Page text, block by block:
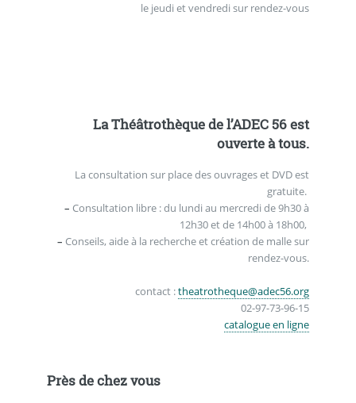
le jeudi et vendredi sur rendez-vous
La Théâtrothèque de l’ADEC 56 est
ouverte à tous.
La consultation sur place des ouvrages et DVD est
gratuite.
– Consultation libre : du lundi au mercredi de 9h30 à
12h30 et de 14h00 à 18h00,
– Conseils, aide à la recherche et création de malle sur
rendez-vous.
contact :theatrotheque@adec56.org
02-97-73-96-15
catalogue en ligne
Près de chez vous